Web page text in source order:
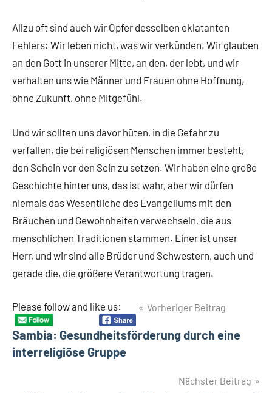
Allzu oft sind auch wir Opfer desselben eklatanten
Fehlers: Wir leben nicht, was wir verkünden. Wir glauben
an den Gott in unserer Mitte, an den, der lebt, und wir
verhalten uns wie Männer und Frauen ohne Hoffnung,
ohne Zukunft, ohne Mitgefühl.
Und wir sollten uns davor hüten, in die Gefahr zu
verfallen, die bei religiösen Menschen immer besteht,
den Schein vor den Sein zu setzen. Wir haben eine große
Geschichte hinter uns, das ist wahr, aber wir dürfen
niemals das Wesentliche des Evangeliums mit den
Bräuchen und Gewohnheiten verwechseln, die aus
menschlichen Traditionen stammen. Einer ist unser
Herr, und wir sind alle Brüder und Schwestern, auch und
gerade die, die größere Verantwortung tragen.
Please follow and like us:
BeitragsnavigationVorheriger Beitrag
Sambia: Gesundheitsförderung durch eine
interreligiöse Gruppe
Nächster Beitrag